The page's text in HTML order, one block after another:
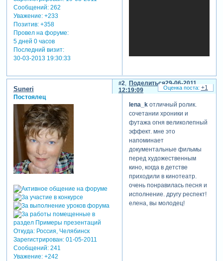
Сообщений:262
Уважение: +233
Позитив: +358
Провел на форуме:
5 дней 0 часов
Последний визит:
30-03-2013 19:30:33
Поделиться
2
29-06-2011
12:19:09
Suneri
Постоялец
Откуда:Россия, Челябинск
Зарегистрирован: 01-05-2011
Сообщений:241
Уважение: +242
lena_kотличный ролик.
сочетании хроники и
футажа огня великолепный
эффект. мне это
напоминает
документальные фильмы
перед художественным
кино, когда в детстве
приходили в кинотеатр.
очень понравилась песня и
исполнение. другу респект!
елена, вы молодец!
+1